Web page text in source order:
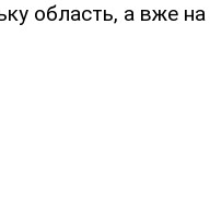
область, а вже на